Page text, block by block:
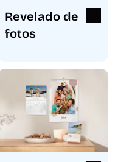
Revelado de
fotos